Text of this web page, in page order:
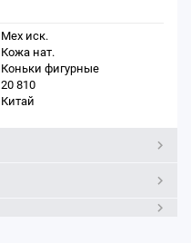
Мех иск.
Кожа нат.
Коньки фигурные
20 810
Китай